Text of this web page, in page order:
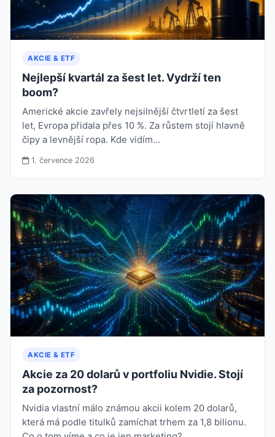
AKCIE & ETF
Nejlepší kvartál za šest let. Vydrží ten
boom?
Americké akcie zavřely nejsilnější čtvrtletí za šest
let, Evropa přidala přes 10 %. Za růstem stojí hlavně
čipy a levnější ropa. Kde vidím…
1. července 2026
AKCIE & ETF
Akcie za 20 dolarů v portfoliu Nvidie. Stojí
za pozornost?
Nvidia vlastní málo známou akcii kolem 20 dolarů,
která má podle titulků zamíchat trhem za 1,8 bilionu.